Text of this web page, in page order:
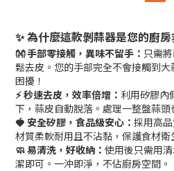
✨ 為什麼這款剝蒜器是您的廚房
👐 手部零接觸，異味不留手： 只需
鬆去皮。您的手部完全不會接觸到大
困擾！
⚡ 秒速去皮，效率倍增： 利用矽膠內
下，蒜皮自動脫落。處理一整盤蒜頭
🍓 安全矽膠，食品級安心： 採用高
材質柔軟耐用且不沾黏，保護食材衛
🧼 易清洗，好收納： 使用後只需用
潔即可。一沖即淨，不佔廚房空間。